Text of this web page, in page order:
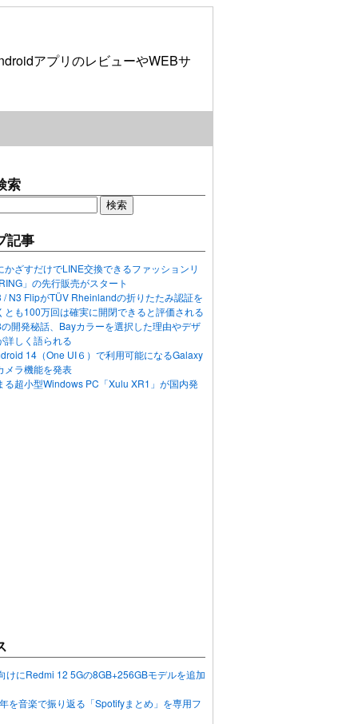
アプリのレビューやWEBサ
索
記事
かざすだけでLINE交換できるファッションリ
」の先行販売がスタート
/ N3 FlipがTÜV Rheinlandの折りたたみ認証を
とも100万回は確実に開閉できると評価される
開発秘話、Bayカラーを選択した理由やデザ
詳しく語られる
14（One UI６）で利用可能になるGalaxy
メラ機能を発表
る超小型Windows PC「Xulu XR1」が国内発
けにRedmi 12 5Gの8GB+256GBモデルを追加
を音楽で振り返る「Spotifyまとめ」を専用フ